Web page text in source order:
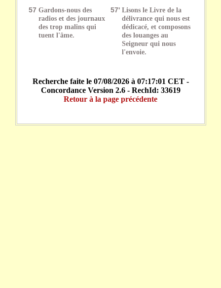
57 Gardons-nous des
radios et des journaux
des trop malins qui
tuent l'âme.
57' Lisons le Livre de la
délivrance qui nous est
dédicacé, et composons
des louanges au
Seigneur qui nous
l'envoie.
Recherche faite le 07/08/2026 à 07:17:01 CET -
Concordance Version 2.6 - RechId: 33619
Retour à la page précédente